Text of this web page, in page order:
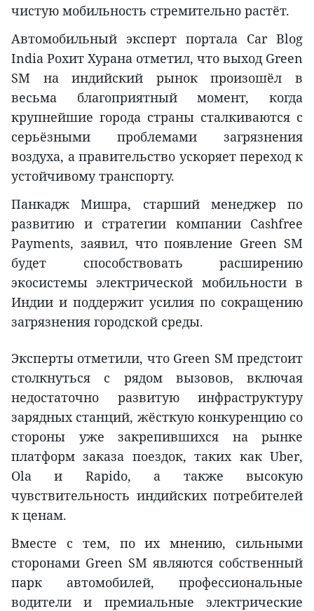
чистую мобильность стремительно растёт.
Автомобильный эксперт портала Car Blog
India Рохит Хурана отметил, что выход Green
SM на индийский рынок произошёл в
весьма благоприятный момент, когда
крупнейшие города страны сталкиваются с
серьёзными проблемами загрязнения
воздуха, а правительство ускоряет переход к
устойчивому транспорту.
Панкадж Мишра, старший менеджер по
развитию и стратегии компании Cashfree
Payments, заявил, что появление Green SM
будет способствовать расширению
экосистемы электрической мобильности в
Индии и поддержит усилия по сокращению
загрязнения городской среды.
Эксперты отметили, что Green SM предстоит
столкнуться с рядом вызовов, включая
недостаточно развитую инфраструктуру
зарядных станций, жёсткую конкуренцию со
стороны уже закрепившихся на рынке
платформ заказа поездок, таких как Uber,
Ola и Rapido, а также высокую
чувствительность индийских потребителей
к ценам.
Вместе с тем, по их мнению, сильными
сторонами Green SM являются собственный
парк автомобилей, профессиональные
водители и премиальные электрические